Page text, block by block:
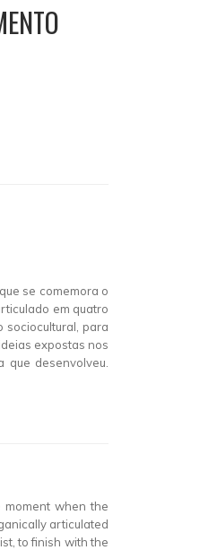
se comemora o
em quatro
para
expostas nos
desenvolveu.
when the
articulated
to finish with the